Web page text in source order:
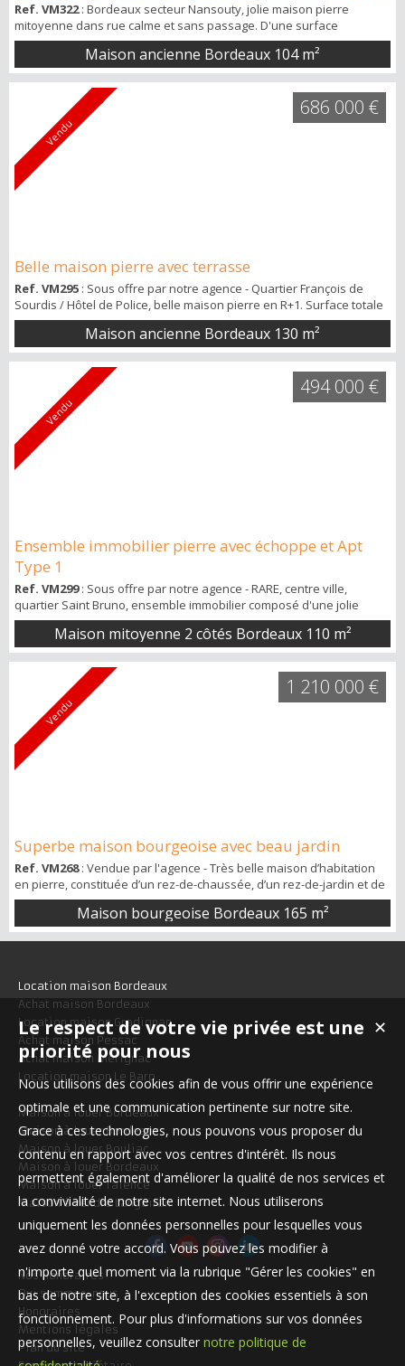
Ref. VM322: Bordeaux secteur Nansouty, jolie maison pierre
mitoyenne dans rue calme et sans passage. D'une surface
habitable de 104 m², elle se distribue sur trois niveaux : au rdc beau
séjour de 38 m² avec cuisine ouverte aménagée et équipée
donnant sur terrasse de 15 m², en sous-sol chambre avec salle
d'eau et espace buanderie, au premier étage deux chambres,
pièce dressing, WC séparés et buanderi...
Maison ancienne Bordeaux 104 m²
Vendu
Belle maison pierre avec terrasse
Ref. VM295 : Sous offre par notre agence - Quartier François de
Sourdis / Hôtel de Police, belle maison pierre en R+1. Surface totale
environ 130 m² habitables avec terrasse de 31 m² plein Ouest sans
vis à vis et cave 18 m² (saine, office de buanderie). Entrée, belle
réception de 46 m² avec parquet massif au sol (chêne huilé récent)
cheminée fonctionnelle, sur la droite cuisine avec ilot central d...
Maison ancienne Bordeaux 130 m²
686 000 €
Vendu
Ensemble immobilier pierre avec échoppe et Apt
Type 1
Ref. VM299: Sous offre par notre agence - RARE, centre ville,
quartier Saint Bruno, ensemble immobilier composé d'une jolie
échoppe pierre de type 2 bis de 83 m² de surface avec jardin et
grand garage : entrée, WC séparés, cuisine aménagée et équipée
ouverte sur salon et séjour (donnant sur jardin sans vis à vis), en
étage belle chambre parquet sur jardin, dressing, salle de bains et
WC. En complém...
Maison mitoyenne 2 côtés Bordeaux 110 m²
494 000 €
Vendu
Superbe maison bourgeoise avec beau jardin
Ref. VM268: Vendue par l'agence - Très belle maison d’habitation
en pierre, constituée d’un rez-de-chaussée, d’un rez-de-jardin et de
combles aménagées. La maison dispose d’un très beau jardin
exposé Ouest, d’un sous-sol donnant sur jardin et de nombreuses
prestations de caractère parfaitement conservées. Maison de
Maison bourgeoise Bordeaux 165 m²
1 210 000 €
Location maison Bordeaux
Achat maison Bordeaux
Location maison Gradignan
Achat maison Pessac
Achat maison Mérignac
Location maison Le Barp
Maison à louer Bordeaux
Maison à louer Bordeaux
Maison à louer Bouliac
Maison à louer Bordeaux
Maison à louer Talence
Maison à vendre Langoiran
Nos Honoraires
Qui sommes-nous
Honoraires
Mentions légales
Plan du site
✕
Le respect de votre vie privée est une
priorité pour nous
Nous utilisons des cookies afin de vous offrir une expérience
optimale et une communication pertinente sur notre site.
Grace à ces technologies, nous pouvons vous proposer du
contenu en rapport avec vos centres d'intérêt. Ils nous
permettent également d'améliorer la qualité de nos services et
la convivialité de notre site internet. Nous utiliserons
uniquement les données personnelles pour lesquelles vous
avez donné votre accord. Vous pouvez les modifier à
n'importe quel moment via la rubrique "Gérer les cookies" en
bas de notre site, à l'exception des cookies essentiels à son
fonctionnement. Pour plus d'informations sur vos données
personnelles, veuillez consulter notre politique de